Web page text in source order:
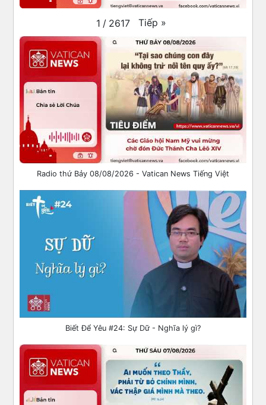
1 / 2617 Tiếp »
Radio thứ Bảy 08/08/2026 - Vatican News Tiếng Việt
Biết Để Yêu #24: Sự Dữ - Nghĩa lý gì?